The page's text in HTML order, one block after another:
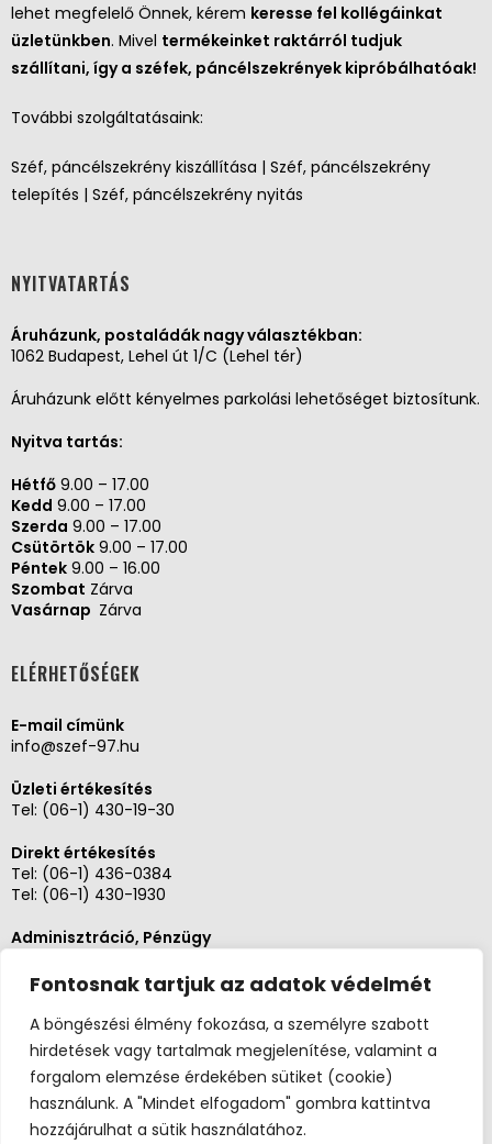
Fontosnak tartjuk az adatok védelmét
A böngészési élmény fokozása, a személyre szabott
hirdetések vagy tartalmak megjelenítése, valamint a
forgalom elemzése érdekében sütiket (cookie)
használunk. A "Mindet elfogadom" gombra kattintva
hozzájárulhat a sütik használatához.
lehet megfelelő Önnek, kérem keresse fel kollégáinkat
üzletünkben. Mivel termékeinket raktárról tudjuk
szállítani, így a széfek, páncélszekrények kipróbálhatóak!
További szolgáltatásaink:
Széf, páncélszekrény kiszállítása | Széf, páncélszekrény
telepítés | Széf, páncélszekrény nyitás
NYITVATARTÁS
Áruházunk, postaládák nagy választékban:
1062 Budapest, Lehel út 1/C (Lehel tér)
Áruházunk előtt kényelmes parkolási lehetőséget biztosítunk.
Nyitva tartás:
Hétfő 9.00 – 17.00
Kedd 9.00 – 17.00
Szerda 9.00 – 17.00
Csütörtök 9.00 – 17.00
Péntek 9.00 – 16.00
Szombat Zárva
Vasárnap Zárva
ELÉRHETŐSÉGEK
E-mail címünk
info@szef-97.hu
Üzleti értékesítés
Tel: (06-1) 430-19-30
Direkt értékesítés
Tel: (06-1) 436-0384
Tel: (06-1) 430-1930
Adminisztráció, Pénzügy
Szerviz és karbantartás
Tel: (06-20)3268654
Tel: (06-1) 436-0384